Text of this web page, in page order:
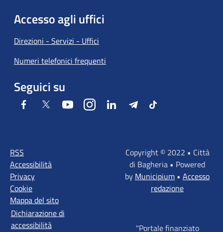
Accesso agli uffici
Direzioni - Servizi - Uffici
Numeri telefonici frequenti
Seguici su
Facebook Twitter YoutubeInstagramLinkedIn TelegramTiktok
RSS
Accessibilità
Privacy
Cookie
Mappa del sito
Dichiarazione di
accessibilità
Copyright © 2022 • Città
di Bagheria • Powered
by Municipium • Accesso
redazione
"Portale finanziato